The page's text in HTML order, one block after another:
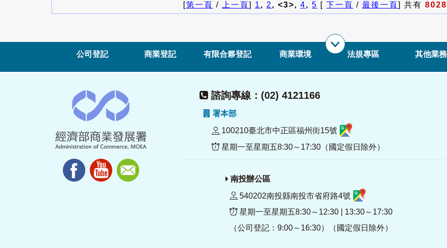
[第一頁 / 上一頁] 1, 2, <3>, 4, 5 [ 下一頁 / 最後一頁] 共有 8028
公司登記 商業登記 有限合夥登記 商業環境 法規專區 其他業務
諮詢專線：(02) 4121166
署本部
100210臺北市中正區福州街15號
星期一至星期五8:30～17:30（國定假日除外）
南投辦公區
540202南投縣南投市省府路4號
星期一至星期五8:30～12:30 | 13:30～17:30
（公司登記：9:00～16:30）（國定假日除外）